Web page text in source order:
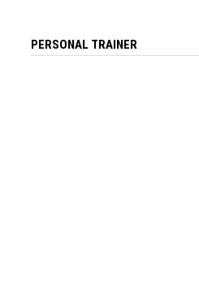
PERSONAL TRAINER